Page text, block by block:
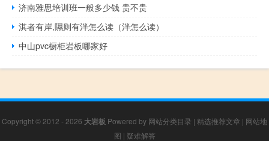
济南雅思培训班一般多少钱 贵不贵
淇者有岸,隰则有泮怎么读（泮怎么读）
中山pvc橱柜岩板哪家好
Copyright © 2012 - 2026 大岩板 Powered by 网站分类目录 | 精选推荐文章 | 网站地
图 | 疑难解答